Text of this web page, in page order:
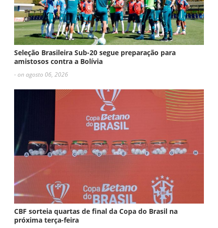
Seleção Brasileira Sub-20 segue preparação para
amistosos contra a Bolívia
- on agosto 06, 2026
CBF sorteia quartas de final da Copa do Brasil na
próxima terça-feira